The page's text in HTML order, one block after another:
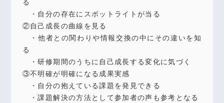
る
・自分の存在にスポットライトが当る
②自己成長の曲線を見る
・他者との関わりや情報交換の中にその違いを知
る
・研修期間のうちに自己成長する変化に気づく
③不明確が明確になる成果実感
・自分の抱えている課題を発見できる
・課題解決の方法として参加者の声も参考となる